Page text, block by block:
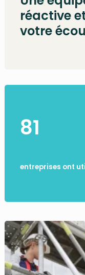
réactive
votre
81
entreprises ont